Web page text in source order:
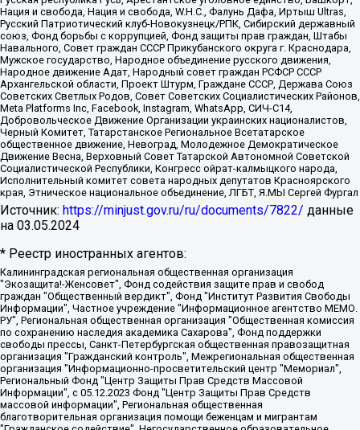
Нация и свобода, Нация и свобода, W.H.С., Фалунь Дафа, Иртыш Ultras,
Русский Патриотический клуб-Новокузнецк/РПК, Сибирский державный
союз, Фонд борьбы с коррупцией, Фонд защиты прав граждан, Штабы
Навального, Совет граждан СССР Прикубанского округа г. Краснодара,
Мужское государство, Народное объединение русского движения,
Народное движение Адат, Народный совет граждан РСФСР СССР
Архангельской области, Проект Штурм, Граждане СССР, Держава Союз
Советских Светлых Родов, Совет Советских Социалистических Районов,
Meta Platforms Inc, Facebook, Instagram, WhatsApp, СИЧ-С14,
Добровольческое Движение Организации украинских националистов,
Черный Комитет, Татарстанское Региональное Всетатарское
общественное движение, Невоград, Молодежное Демократическое
Движение Весна, Верховный Совет Татарской Автономной Советской
Социалистической Республики, Конгресс ойрат-калмыцкого народа,
Исполнительный комитет совета народных депутатов Красноярского
края, Этническое национальное объединение, ЛГБТ, Я.МЫ Сергей Фургал
Источник: https://minjust.gov.ru/ru/documents/7822/ данные
на 03.05.2024
* Реестр иностранных агентов:
Калининградская региональная общественная организация "Экозащита!-Женсовет", Фонд содействия защите прав и свобод граждан "Общественный вердикт", Фонд "Институт Развития Свободы Информации", Частное учреждение "Информационное агентство МЕМО. РУ", Региональная общественная организация "Общественная комиссия по сохранению наследия академика Сахарова", Фонд поддержки свободы прессы, Санкт-Петербургская общественная правозащитная организация "Гражданский контроль", Межрегиональная общественная организация "Информационно-просветительский центр "Мемориал", Региональный Фонд "Центр Защиты Прав Средств Массовой Информации", с 05.12.2023 Фонд "Центр Защиты Прав Средств массовой информации", Региональная общественная благотворительная организация помощи беженцам и мигрантам "Гражданское содействие", Негосударственное образовательное учреждение дополнительного профессионального образования (повышение квалификации) специалистов "АКАДЕМИЯ ПО ПРАВАМ ЧЕЛОВЕКА", Свердловская региональная общественная организация "Сутяжник", Автономная некоммерческая организация "Центр независимых социологических исследований", Союз общественных объединений "Российский исследовательский центр по правам человека", Региональное общественное учреждение научно-информационный центр "МЕМОРИАЛ", Некоммерческая организация "Фонд защиты гласности", Автономная некоммерческая организация "Институт прав человека", Городская общественная организация "Екатеринбургское общество "МЕМОРИАЛ", Городская общественная организация "Рязанское историко-просветительское и правозащитное общество "Мемориал" (Рязанский Мемориал), Челябинский региональный орган общественной самодеятельности – женское общественное объединение "Женщины Евразии", Челябинский региональный орган общественной самодеятельности "Уральская правозащитная группа", Фонд содействия защите здоровья и социальной справедливости имени Андрея Рылькова, Автономная Некоммерческая Организация "Аналитический Центр Юрия Левады", Автономная некоммерческая организация социальной поддержки населения "Проект Апрель", Региональная общественная организация помощи женщинам и детям, находящимся в кризисной ситуации "Информационно-методический центр "Анна", Фонд содействия развитию массовых коммуникаций и правовому просвещению "Так-так-Так", Фонд содействия устойчивому развитию "Серебряная тайга", Свердловский региональный общественный фонд социальных проектов "Новое время", "Idel.Реалии", Кавказ.Реалии, Крым.Реалии, Телеканал Настоящее Время, Татаро-башкирская служба Радио Свобода (Azatliq Radiosi), Радио Свободная Европа/Радио Свобода (PCE/PC), "Сибирь.Реалии", "Фактограф", Благотворительный фонд помощи осужденным и их семьям, Автономная некоммерческая организация "Институт глобализации и социальных движений", Фонд "В защиту прав заключенных", Частное учреждение "Центр поддержки и содействия развитию средств массовой информации", Пензенский региональный общественный благотворительный фонд "Гражданский союз", "Север.Реалии", Некоммерческая организация Фонд "Правовая инициатива", Общество с ограниченной ответственностью "Радио Свободная Европа/Радио Свобода", Чешское информационное агентство "MEDIUM-ORIENT", Красноярская региональная общественная организация "Мы против СПИДа", Камалягин Денис Николаевич, Маркелов Сергей Евгеньевич, Пономарев Лев Александрович, Савицкая Людмила Алексеевна, Автономная некоммерческая организация "Центр по работе с проблемой насилия "НАСИЛИЮ.НЕТ", Межрегиональный профессиональный союз работников здравоохранения "Альянс врачей", Юридическое лицо, зарегистрированное в Латвийской Республике, SIA "Medusa Project" (регистрационный номер 40103797863, дата регистрации 10.06.2014), Некоммерческая организация "Фонд по борьбе с коррупцией", Автономная некоммерческая организация "Институт права и публичной политики", Баданин Роман Сергеевич, Гликин Максим Александрович, Железнова Мария Михайловна, Лукьянова Юлия Сергеевна, Маетная Елизавета Витальевна, Маняхин Петр Борисович, Чуракова Ольга Владимировна, Ярош Юлия Петровна, Юридическое лицо "The Insider SIA", зарегистрированное в Риге, Латвийская Республика (дата регистрации 26.06.2015), являющееся администратором доменного имени интернет-издания "The Insider SIA", https://theins.ru, Постернак Алексей Евгеньевич, Рубин Михаил Аркадьевич, Анин Роман Александрович, Юридическое лицо Istories fonds, зарегистрированное в Латвийской Республике (регистрационный номер 50008295751, дата регистрации 24.02.2020), Великовский Дмитрий Александрович, Долинина Ирина Николаевна, Мароховская Алеся Алексеевна, Шлейнов Роман Юрьевич, Шмагун Олеся Валентиновна, Общество с ограниченной ответственностью "Альтаир 2021", Общество с ограниченной ответственностью "Вега 2021", Общество с ограниченной ответственностью "Главный редактор 2021", Общество с ограниченной ответственностью "Ромашки монолит", Важенков Артем Валерьевич, Ивановская областная общественная организация "Центр гендерных исследований", Гурман Юрий Альбертович, Медиапроект "ОВД-Инфо", Егоров Владимир Владимирович, Жилинский Владимир Александрович, Общество с ограниченной ответственностью "ЗП", Иванова София Юрьевна, Карезина Инна Павловна, Кильтау Екатерина Викторовна, Петров Алексей Викторович, Пискунов Сергей Евгеньевич, Смирнов Сергей Сергеевич, Тихонов Михаил Сергеевич, Общество с ограниченной ответственностью "ЖУРНАЛИСТ-ИНОСТРАННЫЙ АГЕНТ", Арапова Галина Юрьевна, Вольтская Татьяна Анатольевна, Американская компания "Mason G.E.S. Anonymous Foundation" (США), являющаяся владельцем интернет-издания https://mnews.world/, Компания "Stichting Bellingcat", зарегистрированная в Нидерландах (дата регистрации 11.07.2018), Захаров Андрей Вячеславович, Клепиковская Екатерина Дмитриевна, Общество с ограниченной ответственностью "МЕМО", Перл Роман Александрович, Симонов Евгений Алексеевич, Соловьева Елена Анатольевна, Сотников Даниил Владимирович, Сурначева Елизавета Дмитриевна, Автономная некоммерческая организация по защите прав человека и информированию населения "Якутия – Наше Мнение", Общество с ограниченной ответственностью "Москоу диджитал медиа", с 26.01.2023 Общество с ограниченной ответственностью "Чайка Белые сады", Ветошкина Валерия Валерьевна, Заговора Максим Александрович, Межрегиональное общественное движение "Российская ЛГБТ - сеть", Оленичев Максим Владимирович, Павлов Иван Юрьевич, Скворцова Елена Сергеевна, Общество с ограниченной ответственностью "Как бы инагент", Кочетков Игорь Викторович, Общество с ограниченной ответственностью "Честные выборы", Еланчик Олег Александрович, Общество с ограниченной ответственностью "Нобелевский призыв", Гималова Регина Эмилевна, Григорьев Андрей Валерьевич, Григорьева Алина Александровна, Ассоциация по содействию защите прав призывников, альтернативнослужащих и военнослужащих "Правозащитная группа "Гражданин.Армия.Право", Хисамова Регина Фаритовна, Автономная некоммерческая организация по реализации социально-правовых программ "Лилит", Дальневосточное общественное движение "Маяк", Санкт-Петербургская ЛГБТ-инициативная группа "Выход", Инициативная группа ЛГБТ+ "Реверс", Алексеев Андрей Викторович, Бекбулатова Таисия Львовна, Беляев Иван Михайлович, Владыкина Елена Сергеевна, Гельман Марат Александрович, Никульшина Вероника Юрьевна, Толоконникова Надежда Андреевна, Шендерович Виктор Анатольевич, Общество с ограниченной ответственностью "Данное сообщение", Общество с ограниченной ответственностью Издательский дом "Новая глава", Айнбиндер Александра Александровна, Московский комьюнити-центр для ЛГБТ+инициатив, Благотворительный фонд развития филантропии, Deutsche Welle (Германия, Kurt-Schumacher-Strasse 3, 53113 Bonn), Борзунова Мария Михайловна, Воробьев Виктор Викторович, Голубева Анна Львовна, Константинова Алла Михайловна, Малкова Ирина Владимировна, Мурадов Мурад Абдулгалимович, Осетинская Елизавета Николаевна, Понасенков Евгений Николаевич, Ганапольский Матвей Юрьевич, Киселев Евгений Алексеевич, Борухович Ирина Григорьевна, Дремин Иван Тимофеевич, Дубровский Дмитрий Викторович, Красноярская региональная общественная организация поддержки и развития альтернативных образовательных технологий и межкультурных коммуникаций "ИНТЕРРА", Маяковская Екатерина Алексеевна, Фейгин Марк Захарович, Филимонов Андрей Викторович, Дзугкоева Регина Николаевна, Доброхотов Роман Александрович, Дудь Юрий Александрович, Елкин Сергей Владимирович, Кругликов Кирилл Игоревич, Сабунаева Мария Леонидовна, Семенов Алексей Владимирович, Шаинян Карен Багратович, Шульман Екатерина Михайловна, Асафьев Артур Валерьевич, Вахштайн Виктор Семенович, Венедиктов Алексей Алексеевич, Лушникова Екатерина Евгеньевна, Волков Леонид Михайлович, Невзоров Александр Глебович, Пархоменко Сергей Борисович, Сироткин Ярослав Николаевич, Кара-Мурза Владимир Владимирович, Баранова Наталья Владимировна, Гозман Леонид Яковлевич, Кагарлицкий Борис Юльевич, Климарев Михаил Валерьевич, Милов Владимир Станиславович, Автономная некоммерческая организация Краснодарский центр современного искусства "Типография", Моргенштерн Алишер Тагирович, Соболь Любовь Эдуардовна, Общество с ограниченной ответственностью "ЛИЗА НОРМ", Каспаров Гарри Кимович, Ходорковский Михаил Борисович, Общество с ограниченной ответственностью "Апрельские тезисы", Данилович Ирина Брониславовна, Кашин Олег Владимирович, Петров Николай Владимирович, Пивоваров Алексей Владимирович, Соколов Михаил Владимирович, Цветкова Юлия Владимировна, Чичваркин Евгений Александрович, Комитет против пыток/Команда против пыток, Общество с ограниченной ответственностью "Первый научный", Общество с ограниченной ответственностью "Вертолет и ко", Белоцерковская Вероника Борисовна, Кац Максим Евгеньевич, Лазарева Татьяна Юрьевна, Шаведдинов Руслан Табризович, Яшин Илья Валерьевич, Общество с ограниченной ответственностью "Иноагент ААВ", Алешковский Дмитрий Петрович, Альбац Евгения Марковна, Быков Дмитрий Львович, Галямина Юлия Евгеньевна, Лойко Сергей Леонидович, Мартынов Кирилл Константинович, Медведев Сергей Александрович, Крашенинников Федор Геннадиевич, Гордеева Катерина Вл